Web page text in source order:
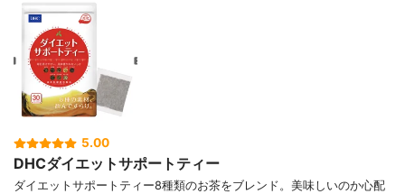
5.00
DHCダイエットサポートティー
ダイエットサポートティー8種類のお茶をブレンド。美味しいのか心配